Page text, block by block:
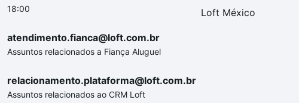
18:00
atendimento.fianca@loft.com.br
Assuntos relacionados a Fiança Aluguel
relacionamento.plataforma@loft.com.br
Assuntos relacionados ao CRM Loft
Loft México